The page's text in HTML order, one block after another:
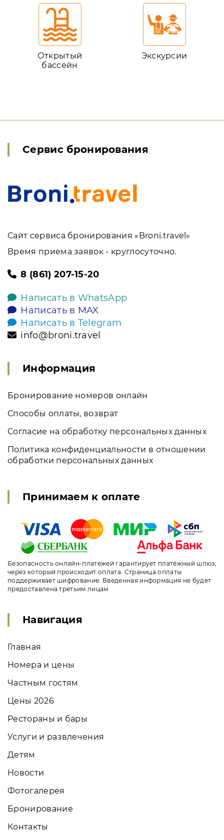
Открытый
бассейн
Экскурсии
Сервис бронирования
Сайт сервиса бронирования «Broni.travel»
Время приема заявок - круглосуточно.
8 (861) 207-15-20
Написать в WhatsApp
Написать в MAX
Написать в Telegram
info@broni.travel
Информация
Бронирование номеров онлайн
Способы оплаты, возврат
Согласие на обработку персональных данных
Политика конфиденциальности в отношении
обработки персональных данных
Принимаем к оплате
Безопасность онлайн-платежей гарантирует платёжный шлюз,
через который происходит оплата. Страница оплаты
поддерживает шифрование. Введенная информация не будет
предоставлена третьим лицам.
Навигация
Главная
Номера и цены
Частным гостям
Цены 2026
Рестораны и бары
Услуги и развлечения
Детям
Новости
Фотогалерея
Бронирование
Контакты